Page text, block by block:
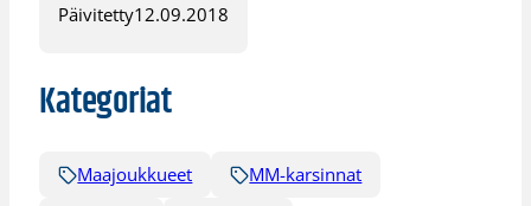
Päivitetty12.09.2018
Kategoriat
Maajoukkueet
MM-karsinnat